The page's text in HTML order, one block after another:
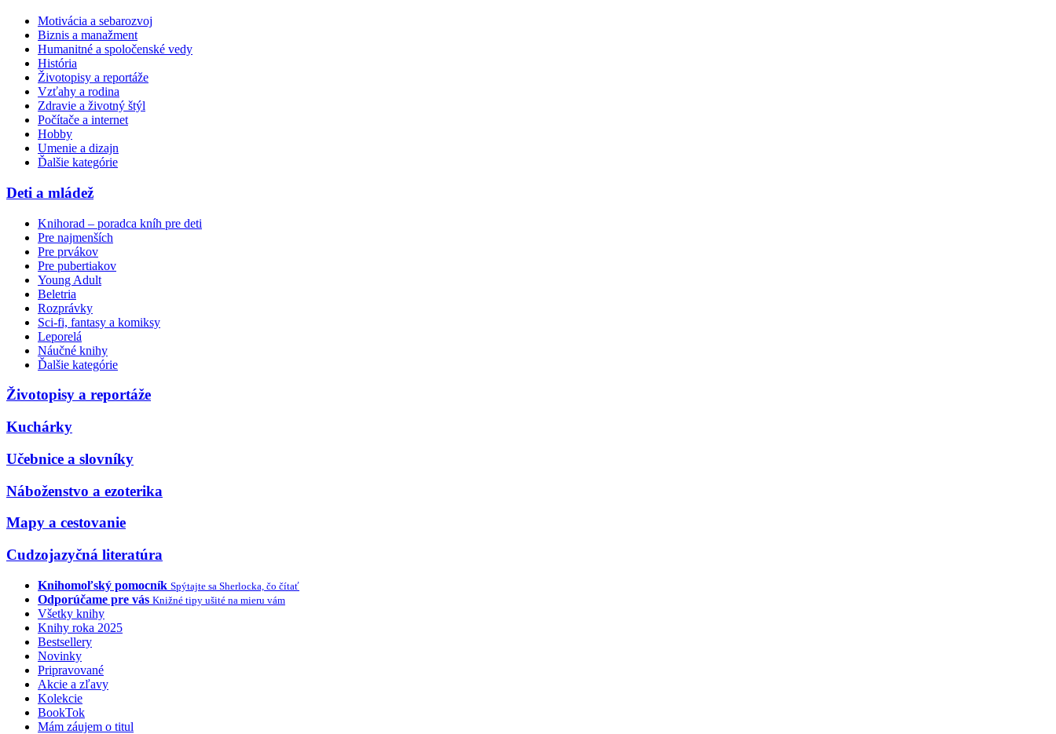
Motivácia a sebarozvoj
Biznis a manažment
Humanitné a spoločenské vedy
História
Životopisy a reportáže
Vzťahy a rodina
Zdravie a životný štýl
Počítače a internet
Hobby
Umenie a dizajn
Ďalšie kategórie
Deti a mládež
Knihorad – poradca kníh pre deti
Pre najmenších
Pre prvákov
Pre pubertiakov
Young Adult
Beletria
Rozprávky
Sci-fi, fantasy a komiksy
Leporelá
Náučné knihy
Ďalšie kategórie
Životopisy a reportáže
Kuchárky
Učebnice a slovníky
Náboženstvo a ezoterika
Mapy a cestovanie
Cudzojazyčná literatúra
Knihomoľský pomocník Spýtajte sa Sherlocka, čo čítať
Odporúčame pre vás Knižné tipy ušité na mieru vám
Všetky knihy
Knihy roka 2025
Bestsellery
Novinky
Pripravované
Akcie a zľavy
Kolekcie
BookTok
Mám záujem o titul